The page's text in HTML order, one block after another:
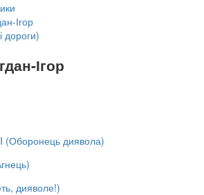
Ігор
дороги)
Ігор
(Оборонець диявола)
дияволе!)